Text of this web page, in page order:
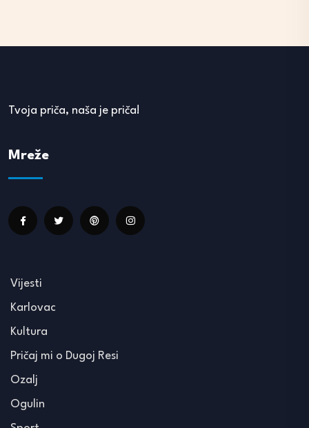
Tvoja priča, naša je priča!
Mreže
Vijesti
Karlovac
Kultura
Pričaj mi o Dugoj Resi
Ozalj
Ogulin